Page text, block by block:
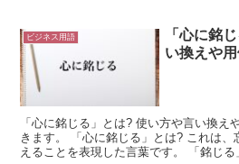
ビジネス用語
「心に銘
い換えや
「心に銘じる」とは? 使い方や言い換え
きます。 「心に銘じる」とは? これは、
えることを表現した言葉です。 「銘じ